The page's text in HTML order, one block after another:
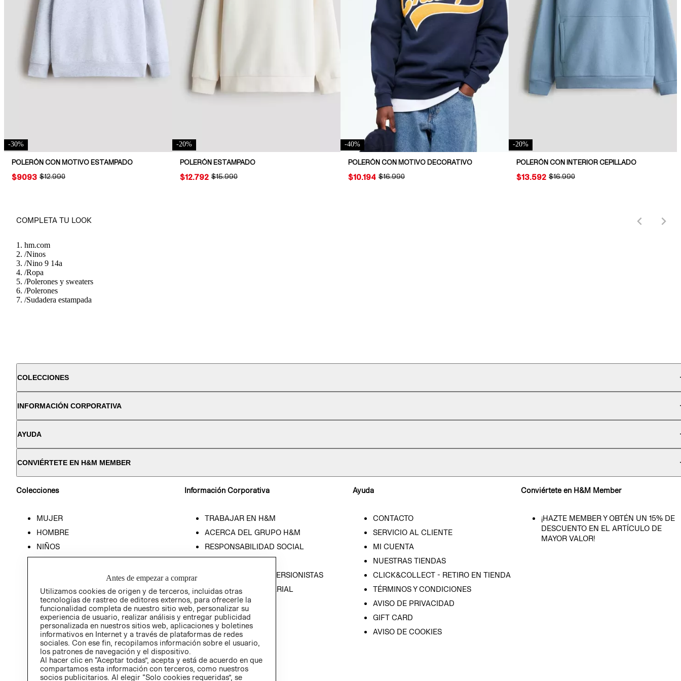
-30%
POLERÓN CON MOTIVO ESTAMPADO
ORIGINAL PRICE:
$12.990
PRICE:
$9093
-20%
POLERÓN ESTAMPADO
ORIGINAL PRICE:
$15.990
PRICE:
$12.792
-40%
POLERÓN CON MOTIVO DECORATIVO
ORIGINAL PRICE:
$16.990
PRICE:
$10.194
-20%
POLERÓN CON INTERIOR CEPILLADO
ORIGINAL PRICE:
$16.990
PRICE:
$13.592
COMPLETA TU LOOK
hm.com
/Ninos
/Nino 9 14a
/Ropa
/Polerones y sweaters
/Polerones
/Sudadera estampada
COLECCIONES
INFORMACIÓN CORPORATIVA
AYUDA
CONVIÉRTETE EN H&M MEMBER
Colecciones
MUJER
HOMBRE
NIÑOS
Información Corporativa
TRABAJAR EN H&M
ACERCA DEL GRUPO H&M
RESPONSABILIDAD SOCIAL
RELACIÓN CON INVERSIONISTAS
POLÍTICA EMPRESARIAL
Ayuda
CONTACTO
SERVICIO AL CLIENTE
MI CUENTA
NUESTRAS TIENDAS
CLICK&COLLECT - RETIRO EN TIENDA
TÉRMINOS Y CONDICIONES
AVISO DE PRIVACIDAD
GIFT CARD
AVISO DE COOKIES
Conviértete en H&M Member
¡HAZTE MEMBER Y OBTÉN UN 15% DE
DESCUENTO EN EL ARTÍCULO DE
MAYOR VALOR!
Antes de empezar a comprar
Utilizamos cookies de origen y de terceros, incluidas otras
tecnologías de rastreo de editores externos, para ofrecerle la
funcionalidad completa de nuestro sitio web, personalizar su
experiencia de usuario, realizar análisis y entregar publicidad
personalizada en nuestros sitios web, aplicaciones y boletines
informativos en Internet y a través de plataformas de redes
sociales. Con ese fin, recopilamos información sobre el usuario,
los patrones de navegación y el dispositivo.
Al hacer clic en “Aceptar todas”, acepta y está de acuerdo en que
compartamos esta información con terceros, como nuestros
socios publicitarios. Al elegir “Solo cookies requeridas”, se